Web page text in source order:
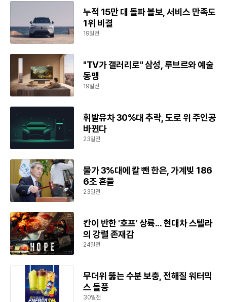
누적 15만 대 돌파 볼보, 서비스 만족도
1위 비결
19일전
"TV가 갤러리로" 삼성, 루브르와 예술
동맹
19일전
휘발유차 30%대 추락, 도로 위 주인공
바뀐다
23일전
물가 3%대에 칼 뺀 한은, 가계빚 186
6조 흔들
23일전
칸이 반한 '호프' 상륙... 현대차 스텔라
의 강렬 존재감
24일전
무더위 뚫는 수분 보충, 전해질 워터믹
스 돌풍
30일전